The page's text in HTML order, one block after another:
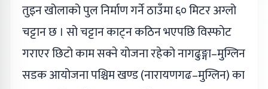
तुइन खोलाको पुल निर्माण गर्ने ठाउँमा ६० मिटर अग्लो
चट्टान छ । सो चट्टान काट्न कठिन भएपछि विस्फोट
गराएर छिटो काम सक्ने योजना रहेको नागढुङ्गा–मुग्लिन
सडक आयोजना पश्चिम खण्ड (नारायणगढ–मुग्लिन) का